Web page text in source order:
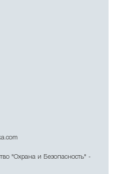
"Охрана и Безопасность" -